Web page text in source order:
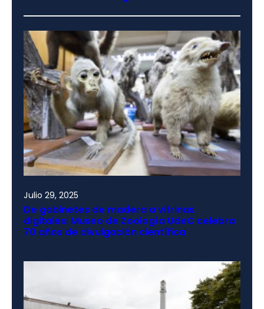
Julio 29, 2025
De gabinetes de madera a vitrinas
digitales: Museo de Zoología UdeC celebra
70 años de divulgación científica